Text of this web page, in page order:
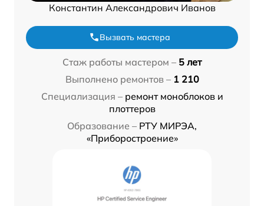
Константин Александрович Иванов
Вызвать мастера
Стаж работы мастером – 5 лет
Выполнено ремонтов – 1 210
Специализация – ремонт моноблоков и
плоттеров
Образование – РТУ МИРЭА,
«Приборостроение»